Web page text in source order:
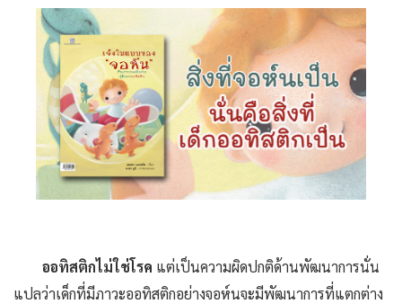
ออทิสติกไม่ใช่โรค แต่เป็นความผิดปกติด้านพัฒนาการนั่น
แปลว่าเด็กที่มีภาวะออทิสติกอย่างจอห์นจะมีพัฒนาการที่แตกต่าง